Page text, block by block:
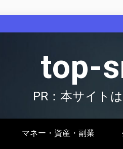
top-
PR：本サイト
マネー・資産・副業